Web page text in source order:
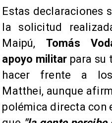
​Estas declaraciones
la solicitud
Maipú, Tomás
apoyo militar para su
hacer frente a
Matthei, aunque
polémica directa con